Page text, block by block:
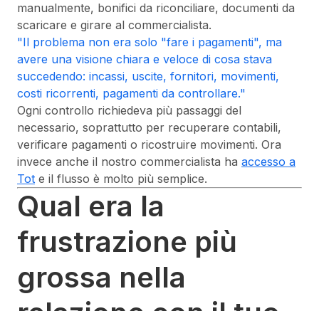
manualmente, bonifici da riconciliare, documenti da
scaricare e girare al commercialista.
"Il problema non era solo "fare i pagamenti", ma
avere una visione chiara e veloce di cosa stava
succedendo: incassi, uscite, fornitori, movimenti,
costi ricorrenti, pagamenti da controllare."
Ogni controllo richiedeva più passaggi del
necessario, soprattutto per recuperare contabili,
verificare pagamenti o ricostruire movimenti. Ora
invece anche il nostro commercialista ha accesso a
Tot e il flusso è molto più semplice.
Qual era la
frustrazione più
grossa nella